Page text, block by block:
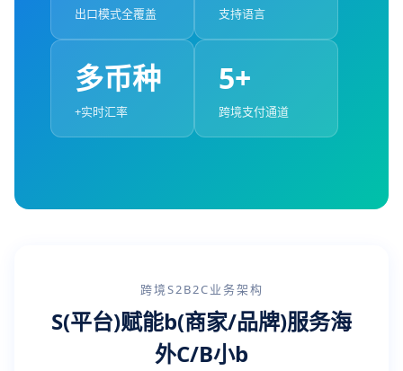
出口模式全覆盖 支持语言
多币种
+实时汇率
5+
跨境支付通道
跨境S2B2C业务架构
S(平台)赋能b(商家/品牌)服务海
外C/B小b